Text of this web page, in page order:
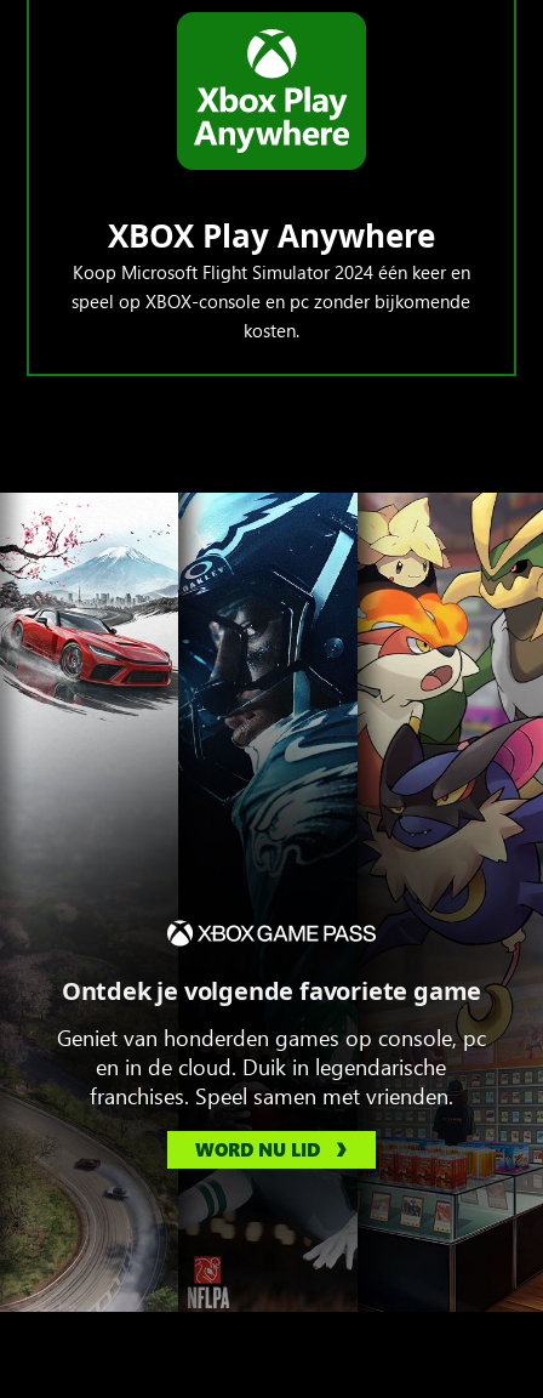
XBOX Play Anywhere
Koop Microsoft Flight Simulator 2024 één keer en
speel op XBOX-console en pc zonder bijkomende
kosten.
Ontdek je volgende favoriete game
Geniet van honderden games op console, pc
en in de cloud. Duik in legendarische
franchises. Speel samen met vrienden.
WORD NU LID